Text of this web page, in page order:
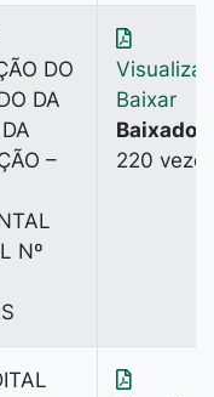
DO
DA
–
Nº
Baixar
Baixado:
220